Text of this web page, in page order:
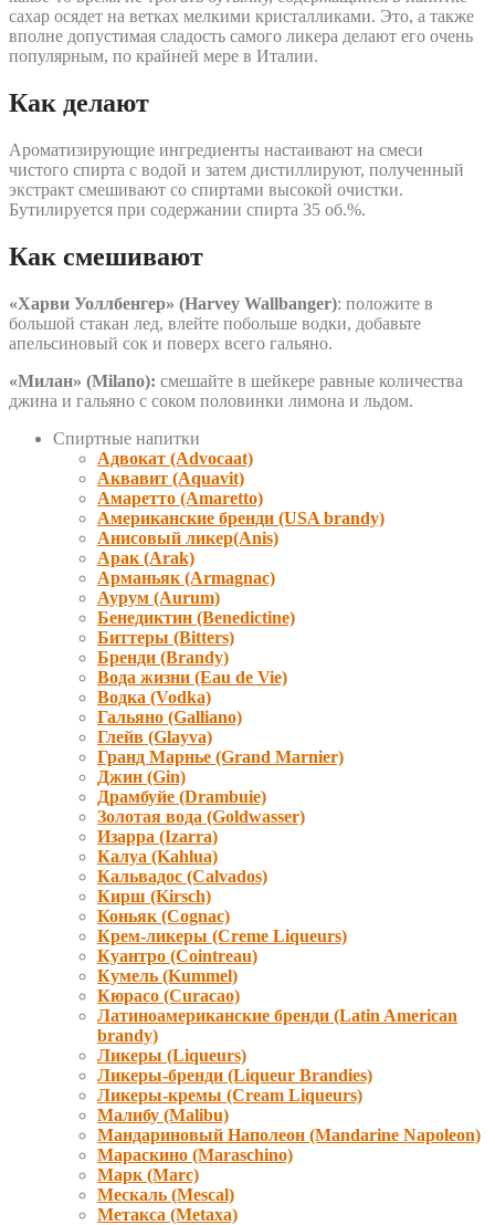
сахар осядет на ветках мелкими кристалликами. Это, а также
вполне допустимая сладость самого ликера делают его очень
популярным, по крайней мере в Италии.
Как делают
Ароматизирующие ингредиенты настаивают на смеси
чистого спирта с водой и затем дистиллируют, полученный
экстракт смешивают со спиртами высокой очистки.
Бутилируется при содержании спирта 35 об.%.
Как смешивают
«Харви Уоллбенгер» (Harvey Wallbanger): положите в
большой стакан лед, влейте побольше водки, добавьте
апельсиновый сок и поверх всего гальяно.
«Милан» (Milano): смешайте в шейкере равные количества
джина и гальяно с соком половинки лимона и льдом.
Спиртные напитки
Адвокат (Advocaat)
Аквавит (Aquavit)
Амаретто (Amaretto)
Американские бренди (USA brandy)
Анисовый ликер(Anis)
Арак (Arak)
Арманьяк (Armagnac)
Аурум (Aurum)
Бенедиктин (Benedictine)
Биттеры (Bitters)
Бренди (Brandy)
Вода жизни (Eau de Vie)
Водка (Vodka)
Гальяно (Galliano)
Глейв (Glayva)
Гранд Марнье (Grand Marnier)
Джин (Gin)
Драмбуйе (Drambuie)
Золотая вода (Goldwasser)
Изарра (Izarra)
Калуа (Kahlua)
Кальвадос (Calvados)
Кирш (Kirsch)
Коньяк (Cognac)
Крем-ликеры (Creme Liqueurs)
Куантро (Cointreau)
Кумель (Kummel)
Кюрасо (Curacao)
Латиноамериканские бренди (Latin American
brandy)
Ликеры (Liqueurs)
Ликеры-бренди (Liqueur Brandies)
Ликеры-кремы (Cream Liqueurs)
Малибу (Malibu)
Мандариновый Наполеон (Mandarine Napoleon)
Мараскино (Маraschino)
Марк (Marc)
Мескаль (Mescal)
Метакса (Metaxa)